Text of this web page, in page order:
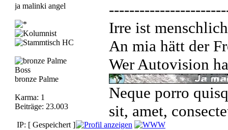
ja malinki angel
Boss
bronze Palme
Karma: 1
Beiträge: 23.003
Irre ist
An mia hätt der
Wer Autovision
Neque porro
sit, amet,
IP: [ Gespeichert ]